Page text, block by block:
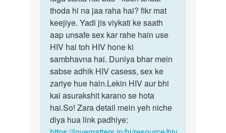
hiv
pesant
ke
nakun…
by
Rajesh
ka
koi…
thoda hi na jaa raha hai? fikr mat
keejiye. Yadi jis viykati ke saath
aap unsafe sex kar rahe hain use
HIV hai toh HIV hone ki
sambhavna hai. Duniya bhar mein
sabse adhik HIV casess, sex ke
zariye hue hain.Lekin HIV aur bhi
kai asurakshit karano se hota
hai.So! Zara detail mein yeh niche
diya hua link padhiye: